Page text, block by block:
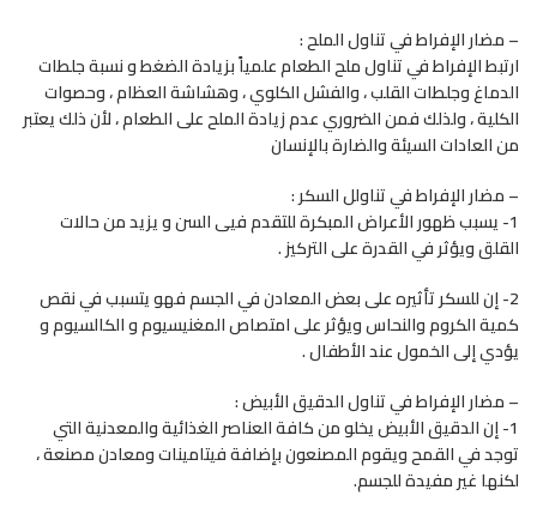
– مضار الإفراط في تناول الملح :
ارتبط الإفراط في تناول ملح الطعام علمياً بزيادة الضغط و نسبة جلطات
الدماغ وجلطات القلب ، والفشل الكلوي ، وهشاشة العظام ، وحصوات
الكلية ، ولذلك فمن الضروري عدم زيادة الملح على الطعام ، لأن ذلك يعتبر
من العادات السيئة والضارة بالإنسان
– مضار الإفراط في تناولل السكر :
1- يسبب ظهور الأعراض المبكرة للتقدم فيى السن و يزيد من حالات
القلق ويؤثر في القدرة على التركيز .
2- إن للسكر تأثيره على بعض المعادن في الجسم فهو يتسبب في نقص
كمية الكروم والنحاس ويؤثر على امتصاص المغنيسيوم و الكالسيوم و
يؤدي إلى الخمول عند الأطفال .
– مضار الإفراط في تناول الدقيق الأبيض :
1- إن الدقيق الأبيض يخلو من كافة العناصر الغذائية والمعدنية التي
توجد في القمح ويقوم المصنعون بإضافة فيتامينات ومعادن مصنعة ،
لكنها غير مفيدة للجسم.